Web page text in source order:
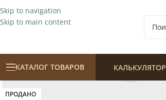
Skip to navigation
Skip to main content
КАТАЛОГ ТОВАРОВ КАЛЬКУЛЯТОР
ПРОДАНО